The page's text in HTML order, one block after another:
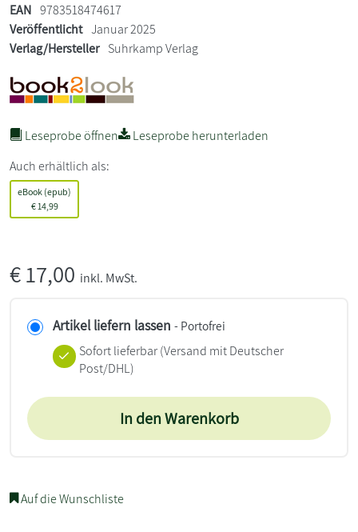
EAN 9783518474617
Veröffentlicht Januar 2025
Verlag/Hersteller Suhrkamp Verlag
Leseprobe öffnen
Leseprobe herunterladen
Auch erhältlich als:
eBook (epub)
€14,99
€17,00 inkl. MwSt.
Artikel liefern lassen - Portofrei
Sofort lieferbar(Versand mit Deutscher
Post/DHL)
In den Warenkorb
Auf die Wunschliste